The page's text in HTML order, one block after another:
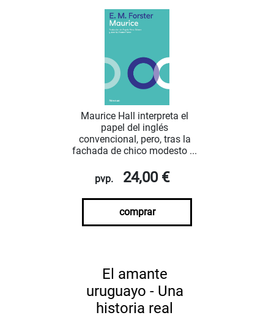
Maurice Hall interpreta el
papel del inglés
convencional, pero, tras la
fachada de chico modesto ...
pvp. 24,00 €
comprar
El amante
uruguayo - Una
historia real